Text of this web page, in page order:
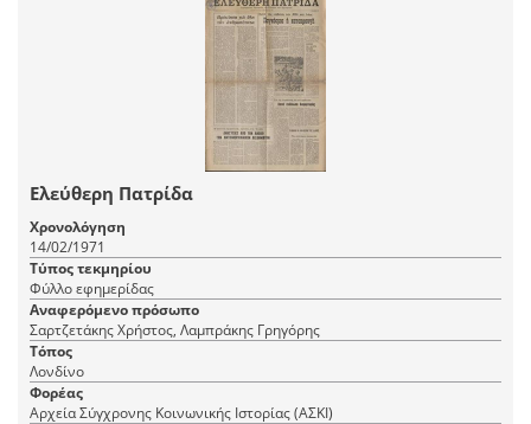
Ελεύθερη Πατρίδα
Χρονολόγηση
14/02/1971
Τύπος τεκμηρίου
Φύλλο εφημερίδας
Αναφερόμενο πρόσωπο
Σαρτζετάκης Χρήστος, Λαμπράκης Γρηγόρης
Τόπος
Λονδίνο
Φορέας
Αρχεία Σύγχρονης Κοινωνικής Ιστορίας (ΑΣΚΙ)